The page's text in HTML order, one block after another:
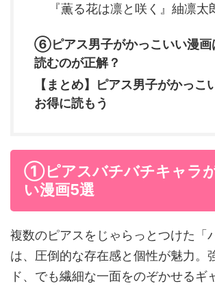
『薫る花は凛と咲く』紬凛太
⑥ピアス男子がかっこいい漫画
読むのが正解？
【まとめ】ピアス男子がかっこ
お得に読もう
①ピアスバチバチキャラ
い漫画5選
複数のピアスをじゃらっとつけた「
は、圧倒的な存在感と個性が魅力。
ド、でも繊細な一面をのぞかせるギ